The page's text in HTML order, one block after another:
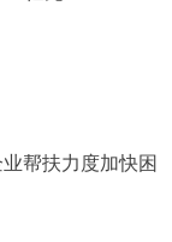
帮扶力度加快困